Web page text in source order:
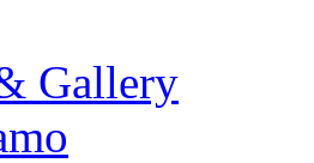
Gallery